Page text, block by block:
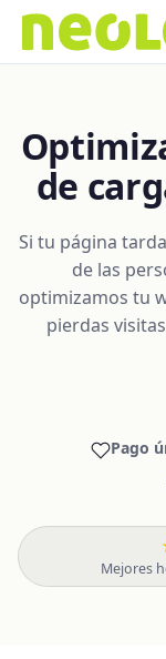
de
Si tu página
de las
optimizamos tu
pierdas
Pago
Mejores